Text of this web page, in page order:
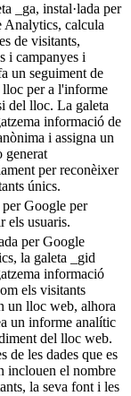
_ga, instal·lada per
Analytics, calcula
de visitants,
i campanyes i
un seguiment de
lloc per a l'informe
del lloc. La galeta
informació de
i assigna un
generat
per reconèixer
únics.
Google per
els usuaris.
per Google
la galeta _gid
informació
els visitants
un lloc web, alhora
un informe analític
del lloc web.
de les dades que es
inclouen el nombre
la seva font i les